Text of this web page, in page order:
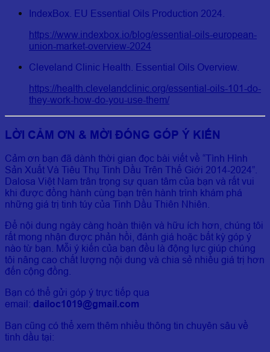
IndexBox. EU Essential Oils Production 2024.
https://www.indexbox.io/blog/essential-oils-european-
union-market-overview-2024
Cleveland Clinic Health. Essential Oils Overview.
https://health.clevelandclinic.org/essential-oils-101-do-
they-work-how-do-you-use-them/
LỜI CẢM ƠN & MỜI ĐÓNG GÓP Ý KIẾN
Cảm ơn bạn đã dành thời gian đọc bài viết về “Tình Hình
Sản Xuất Và Tiêu Thụ Tinh Dầu Trên Thế Giới 2014-2024”.
Dalosa Việt Nam trân trọng sự quan tâm của bạn và rất vui
khi được đồng hành cùng bạn trên hành trình khám phá
những giá trị tinh túy của Tinh Dầu Thiên Nhiên.
Để nội dung ngày càng hoàn thiện và hữu ích hơn, chúng tôi
rất mong nhận được phản hồi, đánh giá hoặc bất kỳ góp ý
nào từ bạn. Mỗi ý kiến của bạn đều là động lực giúp chúng
tôi nâng cao chất lượng nội dung và chia sẻ nhiều giá trị hơn
đến cộng đồng.
Bạn có thể gửi góp ý trực tiếp qua
email: dailoc1019@gmail.com
Bạn cũng có thể xem thêm nhiều thông tin chuyên sâu về
tinh dầu tại: